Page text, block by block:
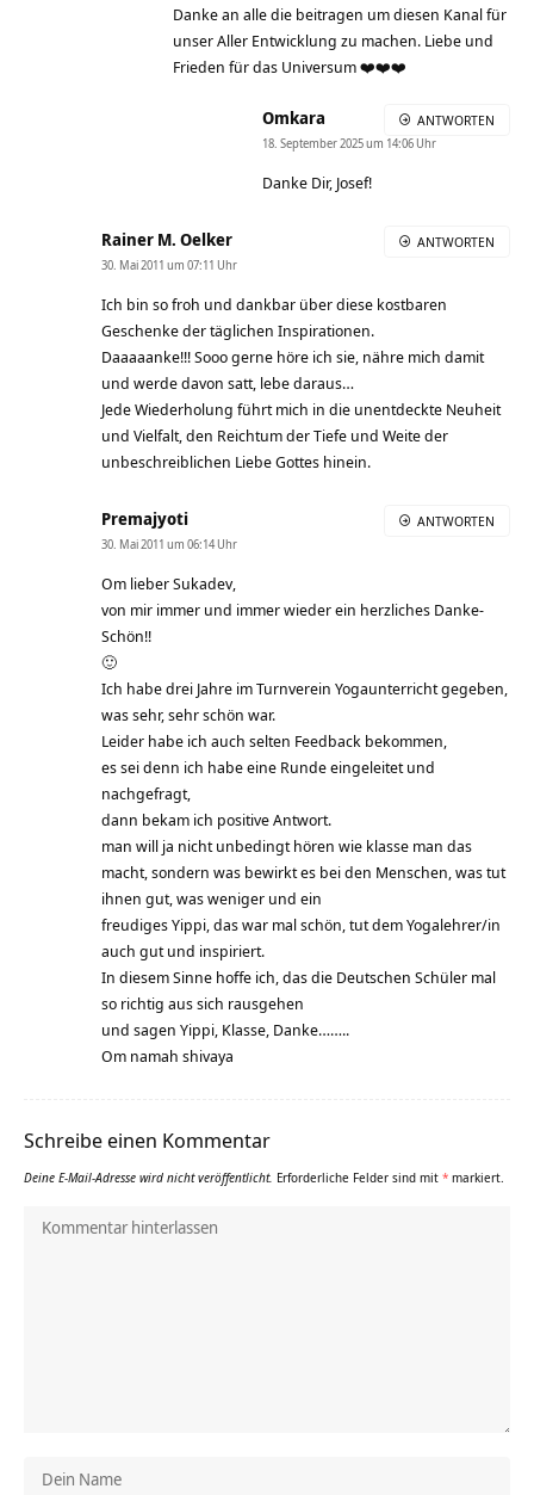
Danke an alle die beitragen um diesen Kanal für
unser Aller Entwicklung zu machen. Liebe und
Frieden für das Universum ❤️❤️❤️
Omkara
18. September 2025 um 14:06 Uhr
Danke Dir, Josef!
ANTWORTEN
Rainer M. Oelker
30. Mai 2011 um 07:11 Uhr
Ich bin so froh und dankbar über diese kostbaren
Geschenke der täglichen Inspirationen.
Daaaaanke!!! Sooo gerne höre ich sie, nähre mich damit
und werde davon satt, lebe daraus…
Jede Wiederholung führt mich in die unentdeckte Neuheit
und Vielfalt, den Reichtum der Tiefe und Weite der
unbeschreiblichen Liebe Gottes hinein.
ANTWORTEN
Premajyoti
30. Mai 2011 um 06:14 Uhr
Om lieber Sukadev,
von mir immer und immer wieder ein herzliches Danke-
Schön!!
🙂
Ich habe drei Jahre im Turnverein Yogaunterricht gegeben,
was sehr, sehr schön war.
Leider habe ich auch selten Feedback bekommen,
es sei denn ich habe eine Runde eingeleitet und
nachgefragt,
dann bekam ich positive Antwort.
man will ja nicht unbedingt hören wie klasse man das
macht, sondern was bewirkt es bei den Menschen, was tut
ihnen gut, was weniger und ein
freudiges Yippi, das war mal schön, tut dem Yogalehrer/in
auch gut und inspiriert.
In diesem Sinne hoffe ich, das die Deutschen Schüler mal
so richtig aus sich rausgehen
und sagen Yippi, Klasse, Danke……..
Om namah shivaya
ANTWORTEN
Schreibe einen Kommentar
Deine E-Mail-Adresse wird nicht veröffentlicht. Erforderliche Felder sind mit * markiert.